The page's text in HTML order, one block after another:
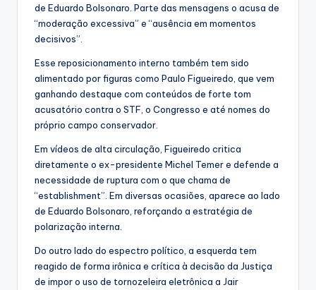
de Eduardo Bolsonaro. Parte das mensagens o acusa de
“moderação excessiva” e “ausência em momentos
decisivos”.
Esse reposicionamento interno também tem sido
alimentado por figuras como Paulo Figueiredo, que vem
ganhando destaque com conteúdos de forte tom
acusatório contra o STF, o Congresso e até nomes do
próprio campo conservador.
Em vídeos de alta circulação, Figueiredo critica
diretamente o ex-presidente Michel Temer e defende a
necessidade de ruptura com o que chama de
“establishment”. Em diversas ocasiões, aparece ao lado
de Eduardo Bolsonaro, reforçando a estratégia de
polarização interna.
Do outro lado do espectro político, a esquerda tem
reagido de forma irônica e crítica à decisão da Justiça
de impor o uso de tornozeleira eletrônica a Jair